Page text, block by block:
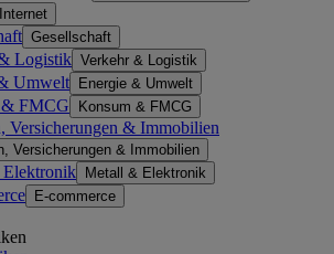
Internet
Gesellschaft
Logistik Verkehr & Logistik
Umwelt Energie & Umwelt
FMCG Konsum & FMCG
Versicherungen & Immobilien
Versicherungen & Immobilien
Metall & Elektronik
E-commerce